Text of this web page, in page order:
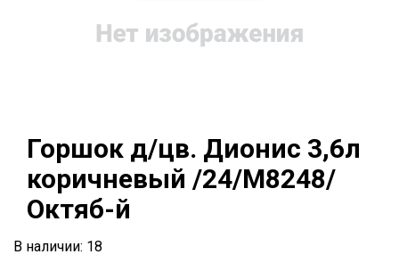
Горшок д/цв. Дионис 3,6л
коричневый /24/М8248/
Октяб-й
В наличии: 18